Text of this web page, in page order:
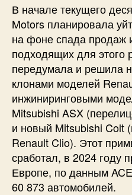
В начале текущего
Motors планировала
на фоне спада продаж
подходящих для этого
передумала и решила
клонами моделей
инжиниринговыми
Mitsubishi ASX
и новый Mitsubishi Colt
Renault Clio). Этот
сработал, в 2024 году
Европе, по данным
60 873 автомобилей.